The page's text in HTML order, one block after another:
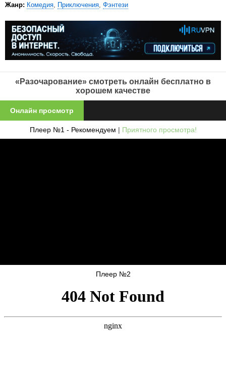
Жанр: Комедия, Приключения, Фэнтези
«Разочарование» смотреть онлайн бесплатно в
хорошем качестве
Онлайн просмотр
Плеер №1 - Рекомендуем | Приятного просмотра!
Плеер №2